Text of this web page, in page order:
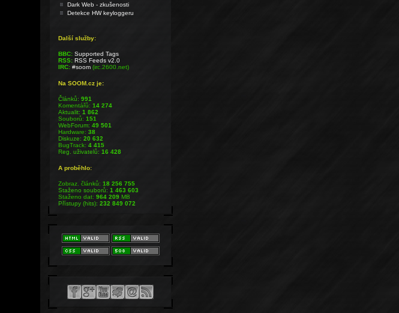
Dark Web - zkušenosti
Detekce HW keyloggeru
Další služby:
BBC: Supported Tags
RSS: RSS Feeds v2.0
IRC: #soom(irc.2600.net)
Na SOOM.cz je:
Článků:991
Komentářů:14 274
Aktualit:1 862
Souborů:151
WebForum:49 501
Hardware:38
Diskuze:20 632
BugTrack:4 415
Reg. uživatelů:16 428
A proběhlo:
Zobraz. článků:18 256 755
Staženo souborů:1 463 603
Staženo dat:964 209MB
Přístupy (hits):232 849 072